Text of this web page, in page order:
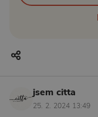
jsem citta
25. 2. 2024 13:49